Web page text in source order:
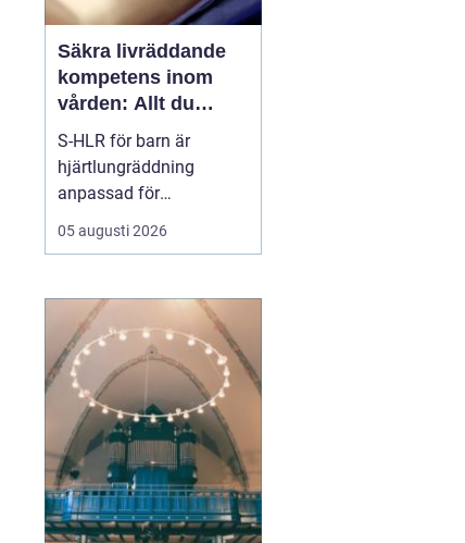
Säkra livräddande
kompetens inom
vården: Allt du
behöver veta om S-
HLR för barn
S-HLR för barn är
hjärtlungräddning
anpassad för
sjukvårdsmiljö där fokus
ligger på att rädda de
På vårdutbildningar och
inom hälso- och
sjukvården s...
05 augusti 2026